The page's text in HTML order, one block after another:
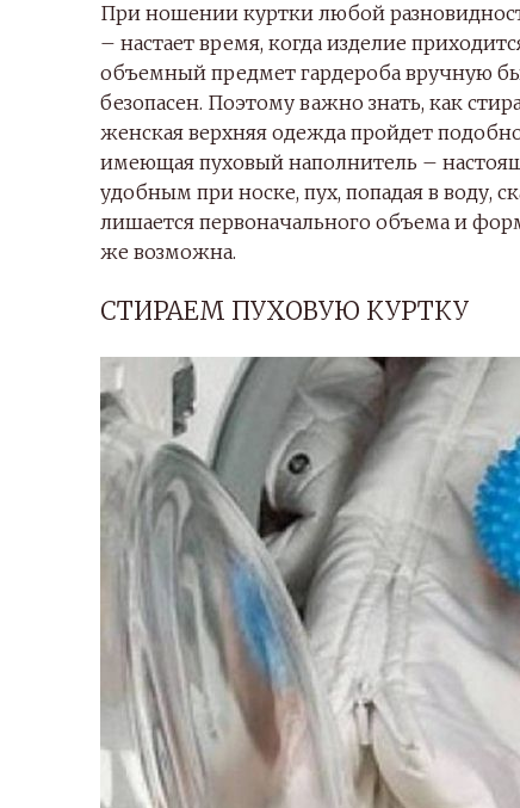
При ношении куртки любой
– настает время, когда изделие
объемный предмет гардероба вручную
безопасен. Поэтому важно знать, как
женская верхняя одежда пройдет
имеющая пуховый наполнитель –
удобным при носке, пух, попадая в воду,
лишается первоначального объема и
же возможна.
СТИРАЕМ ПУХОВУЮ КУРТКУ